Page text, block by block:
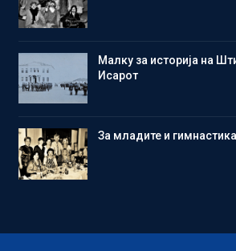
Малку за историја на
Исарот
Зa младите и